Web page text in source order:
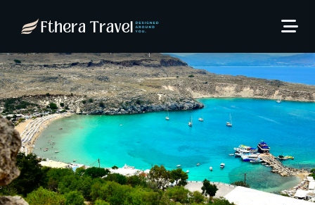
456€/άτομο!
21 Μαΐου, 2025 Thodoris Kaltsas